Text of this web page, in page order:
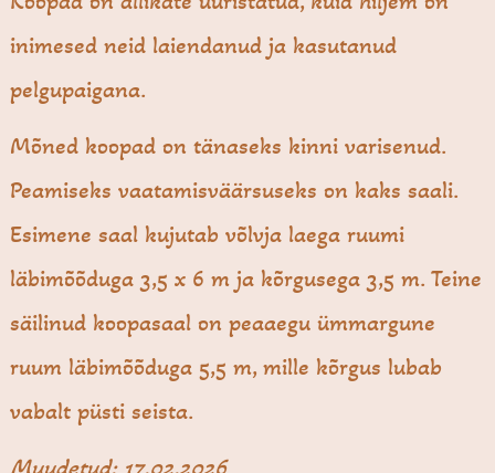
inimesed neid laiendanud ja kasutanud
pelgupaigana.
Mõned koopad on tänaseks kinni varisenud.
Peamiseks vaatamisväärsuseks on kaks saali.
Esimene saal kujutab võlvja laega ruumi
läbimõõduga 3,5 x 6 m ja kõrgusega 3,5 m. Teine
säilinud koopasaal on peaaegu ümmargune
ruum läbimõõduga 5,5 m, mille kõrgus lubab
vabalt püsti seista.
Muudetud: 17.02.2026